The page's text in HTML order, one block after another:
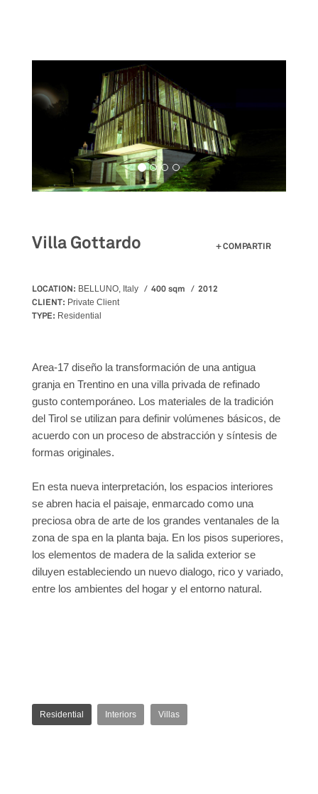
Villa Gottardo COMPARTIR
LOCATION: BELLUNO, Italy 400 sqm
2012
CLIENT: Private Client
TYPE: Residential
Area-17 diseño la transformación de una antigua
granja en Trentino en una villa privada de refinado
gusto contemporáneo. Los materiales de la tradición
del Tirol se utilizan para definir volúmenes básicos, de
acuerdo con un proceso de abstracción y síntesis de
formas originales.
En esta nueva interpretación, los espacios interiores
se abren hacia el paisaje, enmarcado como una
preciosa obra de arte de los grandes ventanales de la
zona de spa en la planta baja. En los pisos superiores,
los elementos de madera de la salida exterior se
diluyen estableciendo un nuevo dialogo, rico y variado,
entre los ambientes del hogar y el entorno natural.
Residential Interiors Villas